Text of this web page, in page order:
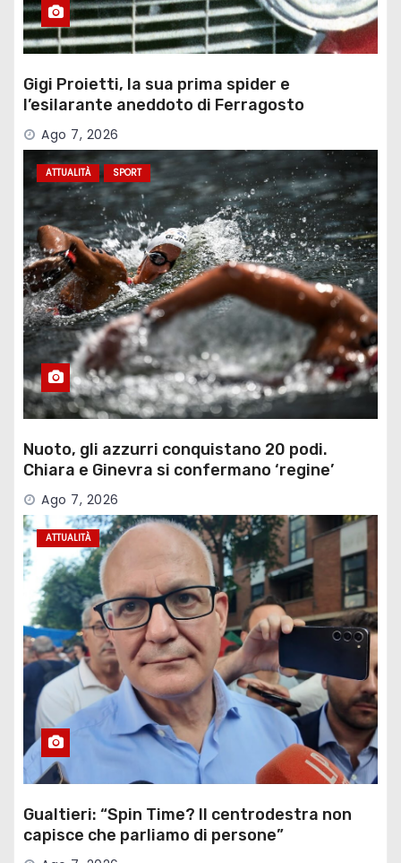
Gigi Proietti, la sua prima spider e
l’esilarante aneddoto di Ferragosto
Ago 7, 2026
ATTUALITÀ SPORT
Nuoto, gli azzurri conquistano 20 podi.
Chiara e Ginevra si confermano ‘regine’
Ago 7, 2026
ATTUALITÀ
Gualtieri: “Spin Time? Il centrodestra non
capisce che parliamo di persone”